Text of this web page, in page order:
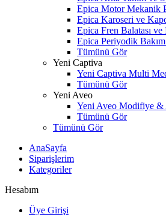
Epica Motor Mekanik
Epica Karoseri ve
Epica Fren Balatası
Epica Periyodik
Tümünü Gör
Yeni Captiva
Yeni Captiva Multi
Tümünü Gör
Yeni Aveo
Yeni Aveo Modifiye &
Tümünü Gör
Tümünü Gör
AnaSayfa
Siparişlerim
Kategoriler
Hesabım
Üye Girişi